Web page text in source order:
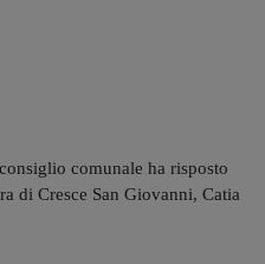
comunale ha risposto
di Cresce San Giovanni, Catia